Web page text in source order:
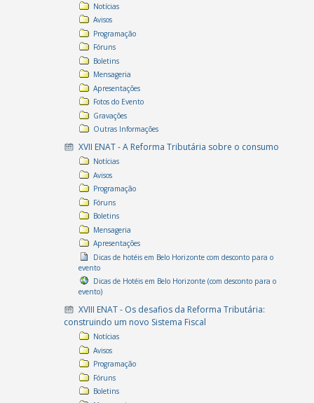
Notícias
Avisos
Programação
Fóruns
Boletins
Mensageria
Apresentações
Fotos do Evento
Gravações
Outras Informações
XVII ENAT - A Reforma Tributária sobre o consumo
Notícias
Avisos
Programação
Fóruns
Boletins
Mensageria
Apresentações
Dicas de hotéis em Belo Horizonte com desconto para o
evento
Dicas de Hotéis em Belo Horizonte (com desconto para o
evento)
XVIII ENAT - Os desafios da Reforma Tributária:
construindo um novo Sistema Fiscal
Notícias
Avisos
Programação
Fóruns
Boletins